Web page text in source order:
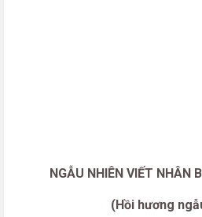
NGẪU NHIÊN VIẾT NHÂN
(Hồi hương